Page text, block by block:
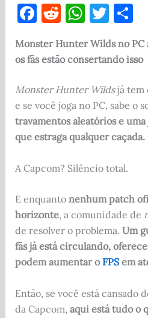
F
c
e
b
o
o
k
R
d
di
t
W
at
s
A
p
p
T
w
it
te
r
S
e
Monster Hunter Wilds no PC
os fãs estão consertando isso
Monster Hunter Wildsjá tem
e se você joga no PC, sabe o
travamentos aleatórios e
que estraga qualquer caçada.
A Capcom? Silêncio total.
E enquanto nenhum patch
horizonte, a comunidade de
de resolver o problema. Um
fãs já está circulando,
podem aumentar oFPSem
Então, se você está cansado
da Capcom, aqui está tudo o